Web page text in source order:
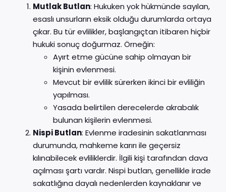
Mutlak Butlan: Hukuken yok hükmünde sayılan,
esaslı unsurların eksik olduğu durumlarda ortaya
çıkar. Bu tür evlilikler, başlangıçtan itibaren hiçbir
hukuki sonuç doğurmaz. Örneğin:
Ayırt etme gücüne sahip olmayan bir
kişinin evlenmesi.
Mevcut bir evlilik sürerken ikinci bir evliliğin
yapılması.
Yasada belirtilen derecelerde akrabalık
bulunan kişilerin evlenmesi.
Nispi Butlan: Evlenme iradesinin sakatlanması
durumunda, mahkeme karırı ile geçersiz
kılınabilecek evliliklerdir. İlgili kişi tarafından dava
açılması şartı vardır. Nispi butlan, genellikle irade
sakatlığına dayalı nedenlerden kaynaklanır ve